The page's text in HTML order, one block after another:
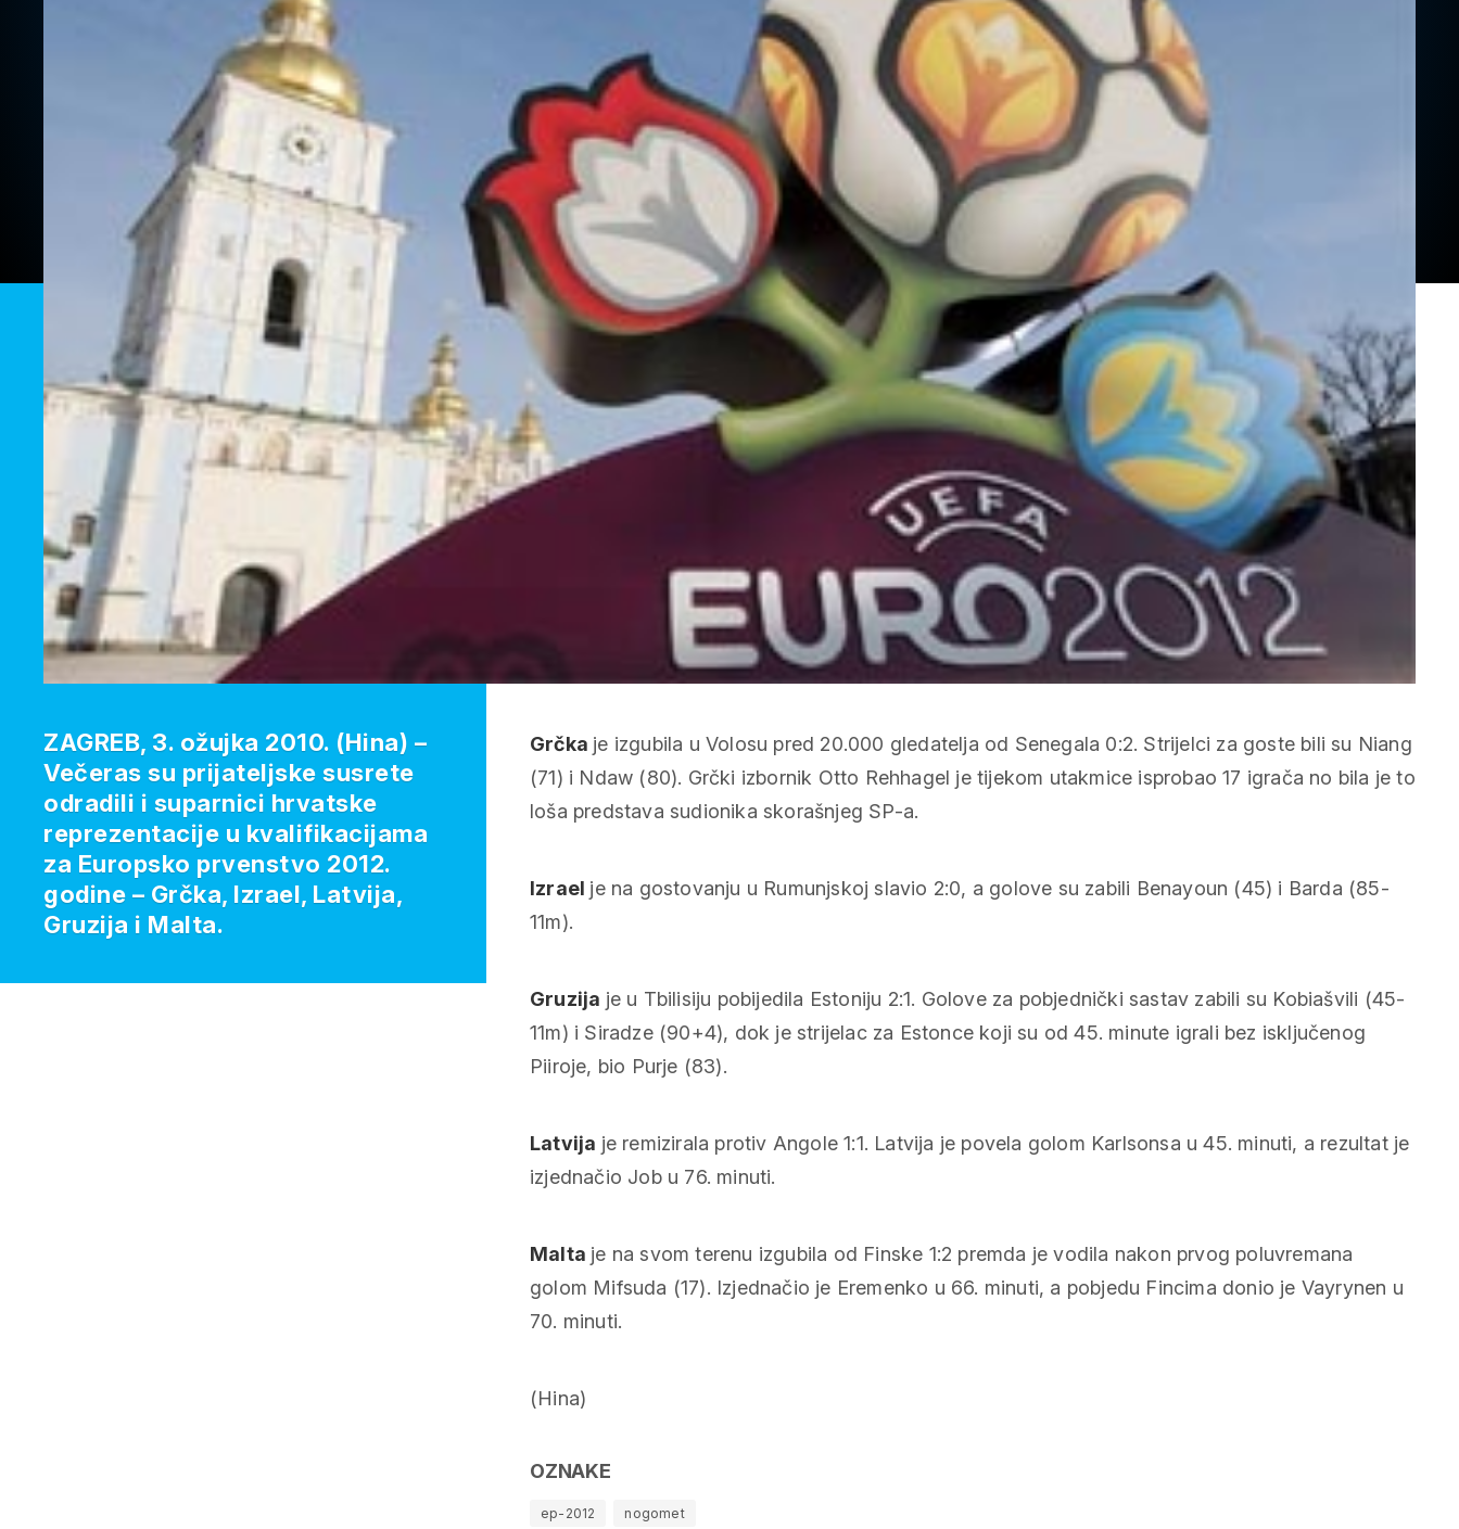
Grčka je izgubila u Volosu pred 20.000 gledatelja od Senegala 0:2. Strijelci za goste bili su Niang
(71) i Ndaw (80). Grčki izbornik Otto Rehhagel je tijekom utakmice isprobao 17 igrača no bila je to
loša predstava sudionika skorašnjeg SP-a.
Izrael je na gostovanju u Rumunjskoj slavio 2:0, a golove su zabili Benayoun (45) i Barda (85-
11m).
Gruzija je u Tbilisiju pobijedila Estoniju 2:1. Golove za pobjednički sastav zabili su Kobiašvili (45-
11m) i Siradze (90+4), dok je strijelac za Estonce koji su od 45. minute igrali bez isključenog
Piiroje, bio Purje (83).
Latvija je remizirala protiv Angole 1:1. Latvija je povela golom Karlsonsa u 45. minuti, a rezultat je
izjednačio Job u 76. minuti.
Malta je na svom terenu izgubila od Finske 1:2 premda je vodila nakon prvog poluvremana
golom Mifsuda (17). Izjednačio je Eremenko u 66. minuti, a pobjedu Fincima donio je Vayrynen u
70. minuti.
(Hina)
OZNAKE
ep-2012 nogomet
ZAGREB, 3. ožujka 2010. (Hina) –
Večeras su prijateljske susrete
odradili i suparnici hrvatske
reprezentacije u kvalifikacijama
za Europsko prvenstvo 2012.
godine – Grčka, Izrael, Latvija,
Gruzija i Malta.